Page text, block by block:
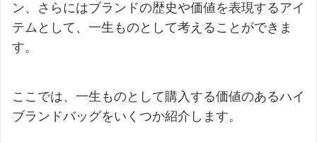
ン、さらにはブランドの歴史や価値を表現するアイ
テムとして、一生ものとして考えることができま
す。
ここでは、一生ものとして購入する価値のあるハイ
ブランドバッグをいくつか紹介します。